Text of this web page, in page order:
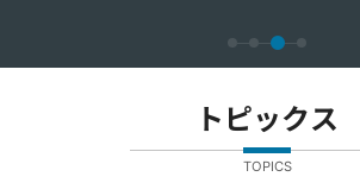
トピックス
TOPICS